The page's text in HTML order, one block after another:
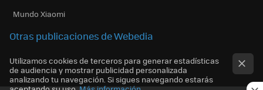
Mundo Xiaomi
Otras publicaciones de Webedia
Utilizamos cookies de terceros para generar estadísticas
de audiencia y mostrar publicidad personalizada
analizando tu navegación. Si sigues navegando estarás